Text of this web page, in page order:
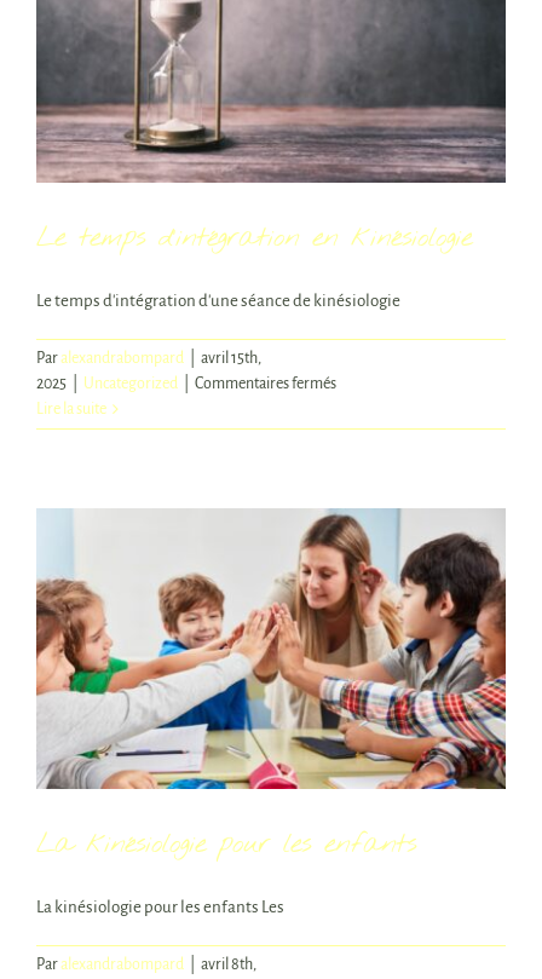
Le temps d’intégration en kinésiologie
Le temps d'intégration d'une séance de kinésiologie
Paralexandrabompard
avril 15th,
2025
Uncategorized Commentaires ferméssur
temps
kinésiologie
Lire la suite
La kinésiologie pour les enfants
La kinésiologie pour les enfants Les
Paralexandrabompard
avril 8th,